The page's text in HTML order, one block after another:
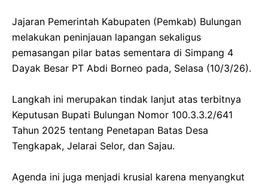
‎Jajaran Pemerintah Kabupaten (Pemkab) Bulungan
melakukan peninjauan lapangan sekaligus
pemasangan pilar batas sementara di Simpang 4
Dayak Besar PT Abdi Borneo pada, Selasa (10/3/26).
‎​Langkah ini merupakan tindak lanjut atas terbitnya
Keputusan Bupati Bulungan Nomor 100.3.3.2/641
Tahun 2025 tentang Penetapan Batas Desa
Tengkapak, Jelarai Selor, dan Sajau.
‎Agenda ini juga menjadi krusial karena menyangkut